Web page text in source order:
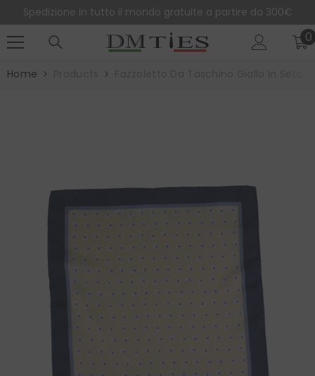
Spedizione in tutto il mondo gratuite a partire da 300€
00
Home